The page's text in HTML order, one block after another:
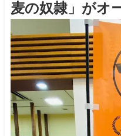
麦の奴隷」がオ